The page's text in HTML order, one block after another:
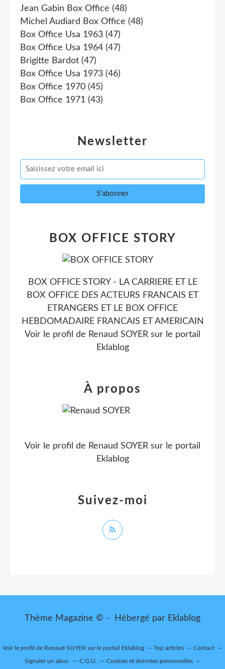
Newsletter
Jean Gabin Box Office (48)
Michel Audiard Box Office (48)
Box Office Usa 1963 (47)
Box Office Usa 1964 (47)
Brigitte Bardot (47)
Box Office Usa 1973 (46)
Box Office 1970 (45)
Box Office 1971 (43)
BOX OFFICE STORY
BOX OFFICE STORY - LA CARRIERE ET LE
BOX OFFICE DES ACTEURS FRANCAIS ET
ETRANGERS ET LE BOX OFFICE
HEBDOMADAIRE FRANCAIS ET AMERICAIN
Voir le profil de Renaud SOYER sur le portail
Eklablog
Suivez-moi
À propos
Voir le profil de Renaud SOYER sur le portail
Eklablog
Thème Magazine © - Hébergé par Eklablog
Voir le profil de Renaud SOYER sur le portail Eklablog Top articles Contact
Signaler un abus C.G.U. Cookies et données personnelles